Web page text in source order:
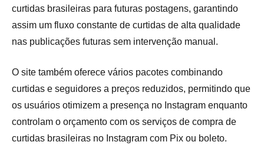
curtidas brasileiras para futuras postagens, garantindo
assim um fluxo constante de curtidas de alta qualidade
nas publicações futuras sem intervenção manual.
O site também oferece vários pacotes combinando
curtidas e seguidores a preços reduzidos, permitindo que
os usuários otimizem a presença no Instagram enquanto
controlam o orçamento com os serviços de compra de
curtidas brasileiras no Instagram com Pix ou boleto.